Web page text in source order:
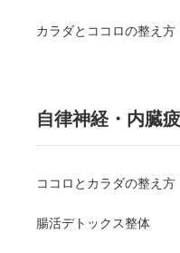
カラダとココロの整え
自律神経・内臓
ココロとカラダの整え方
腸活デトックス整体